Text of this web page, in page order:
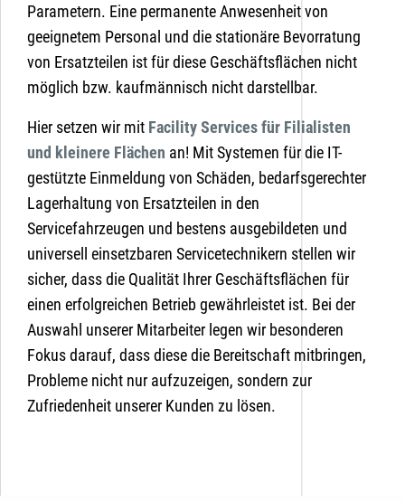
Parametern. Eine permanente Anwesenheit von
geeignetem Personal und die stationäre Bevorratung
von Ersatzteilen ist für diese Geschäftsflächen nicht
möglich bzw. kaufmännisch nicht darstellbar.
Hier setzen wir mit Facility Services für Filialisten
und kleinere Flächen an! Mit Systemen für die IT-
gestützte Einmeldung von Schäden, bedarfsgerechter
Lagerhaltung von Ersatzteilen in den
Servicefahrzeugen und bestens ausgebildeten und
universell einsetzbaren Servicetechnikern stellen wir
sicher, dass die Qualität Ihrer Geschäftsflächen für
einen erfolgreichen Betrieb gewährleistet ist. Bei der
Auswahl unserer Mitarbeiter legen wir besonderen
Fokus darauf, dass diese die Bereitschaft mitbringen,
Probleme nicht nur aufzuzeigen, sondern zur
Zufriedenheit unserer Kunden zu lösen.